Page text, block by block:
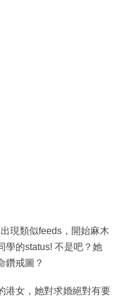
現類似feeds，開始麻木
學的status! 不是吧？她
鑽戒圖？
港女，她對求婚絕對有要